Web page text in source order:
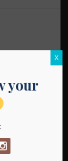
your
X